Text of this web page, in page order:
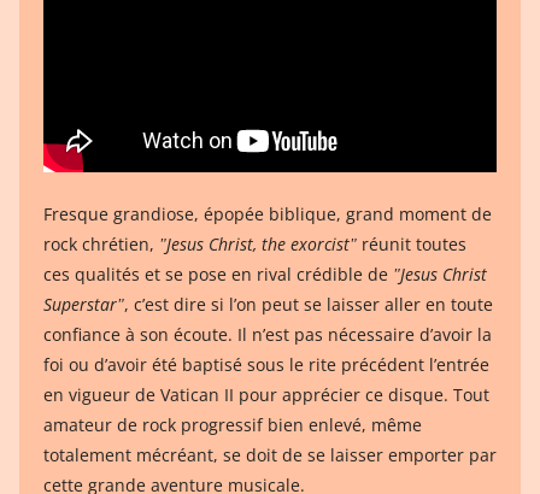
Fresque grandiose, épopée biblique, grand moment de
rock chrétien, ʺJesus Christ, the exorcistʺ réunit toutes
ces qualités et se pose en rival crédible de ʺJesus Christ
Superstarʺ, c’est dire si l’on peut se laisser aller en toute
confiance à son écoute. Il n’est pas nécessaire d’avoir la
foi ou d’avoir été baptisé sous le rite précédent l’entrée
en vigueur de Vatican II pour apprécier ce disque. Tout
amateur de rock progressif bien enlevé, même
totalement mécréant, se doit de se laisser emporter par
cette grande aventure musicale.